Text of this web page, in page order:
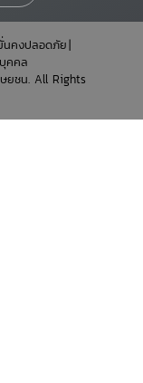
นคงปลอดภัย
คคล
ยชน. All Rights